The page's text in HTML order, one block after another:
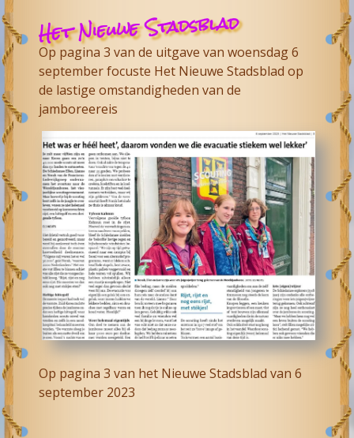
Het Nieuwe Stadsblad
Op pagina 3 van de uitgave van woensdag 6
september focuste Het Nieuwe Stadsblad op
de lastige omstandigheden van de
jamboreereis
Op pagina 3 van het Nieuwe Stadsblad van 6
september 2023